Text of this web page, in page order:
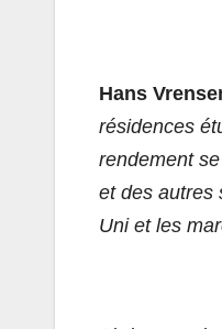
Hans
résidences
rendement
et des autres
Uni et les